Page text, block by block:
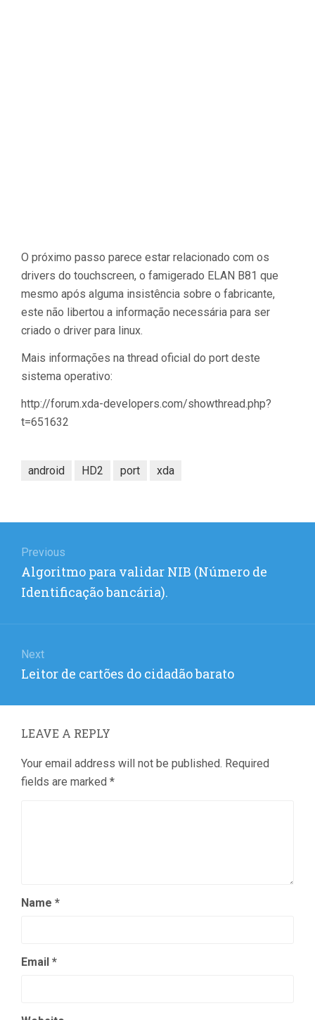
O próximo passo parece estar relacionado com os
drivers do touchscreen, o famigerado ELAN B81 que
mesmo após alguma insistência sobre o fabricante,
este não libertou a informação necessária para ser
criado o driver para linux.
Mais informações na thread oficial do port deste
sistema operativo:
http://forum.xda-developers.com/showthread.php?
t=651632
android HD2 port xda
navigation
Previous
Previous
post:
Algoritmo para validar NIB (Número de
Identificação bancária).
Next
Next
Leitor de cartões do cidadão barato
LEAVE A REPLY
Your email address will not be published. Required
fields are marked *
Name *
Email *